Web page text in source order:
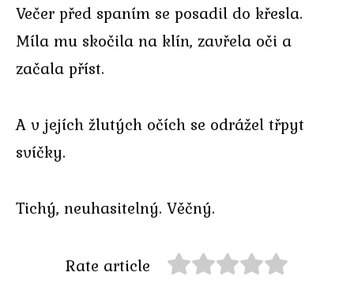
Večer před spaním se posadil do křesla.
Míla mu skočila na klín, zavřela oči a
začala příst.
A v jejích žlutých očích se odrážel třpyt
svíčky.
Tichý, neuhasitelný. Věčný.
Rate article